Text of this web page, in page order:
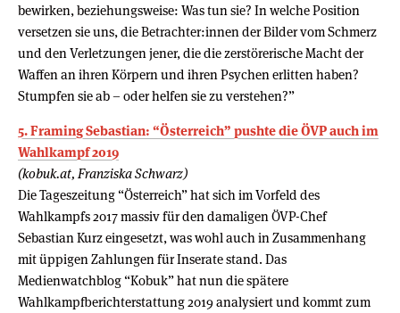
bewirken, beziehungsweise: Was tun sie? In welche Position
versetzen sie uns, die Betrachter:innen der Bilder vom Schmerz
und den Verletzungen jener, die die zerstörerische Macht der
Waffen an ihren Körpern und ihren Psychen erlitten haben?
Stumpfen sie ab – oder helfen sie zu verstehen?”
5. Framing Sebastian: “Österreich” pushte die ÖVP auch im
Wahlkampf 2019
(kobuk.at, Franziska Schwarz)
Die Tageszeitung “Österreich” hat sich im Vorfeld des
Wahlkampfs 2017 massiv für den damaligen ÖVP-Chef
Sebastian Kurz eingesetzt, was wohl auch in Zusammenhang
mit üppigen Zahlungen für Inserate stand. Das
Medienwatchblog “Kobuk” hat nun die spätere
Wahlkampfberichterstattung 2019 analysiert und kommt zum